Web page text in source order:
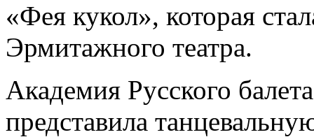
«Фея кукол», которая
Эрмитажного театра.
Академия Русского
представила